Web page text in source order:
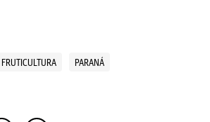
FRUTICULTURA PARANÁ